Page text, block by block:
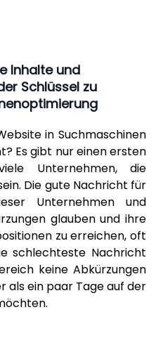
Inhalte und
Schlüssel zu
in Suchmaschinen
Es gibt nur einen ersten
Unternehmen, die
Die gute Nachricht für
Unternehmen und
glauben und ihre
zu erreichen, oft
schlechteste Nachricht
keine Abkürzungen
als ein paar Tage auf der